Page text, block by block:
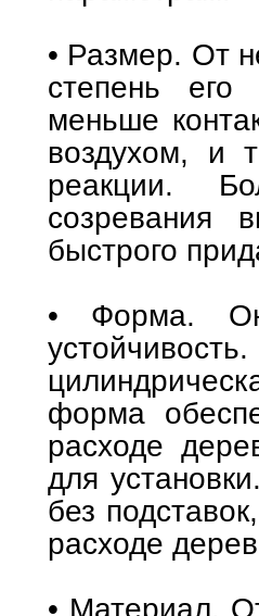
• Размер. От
степень
меньше
воздухом, и
реакции.
созревания
быстрого
• Форма.
форма
расходе
для
без
расходе
• Материал.